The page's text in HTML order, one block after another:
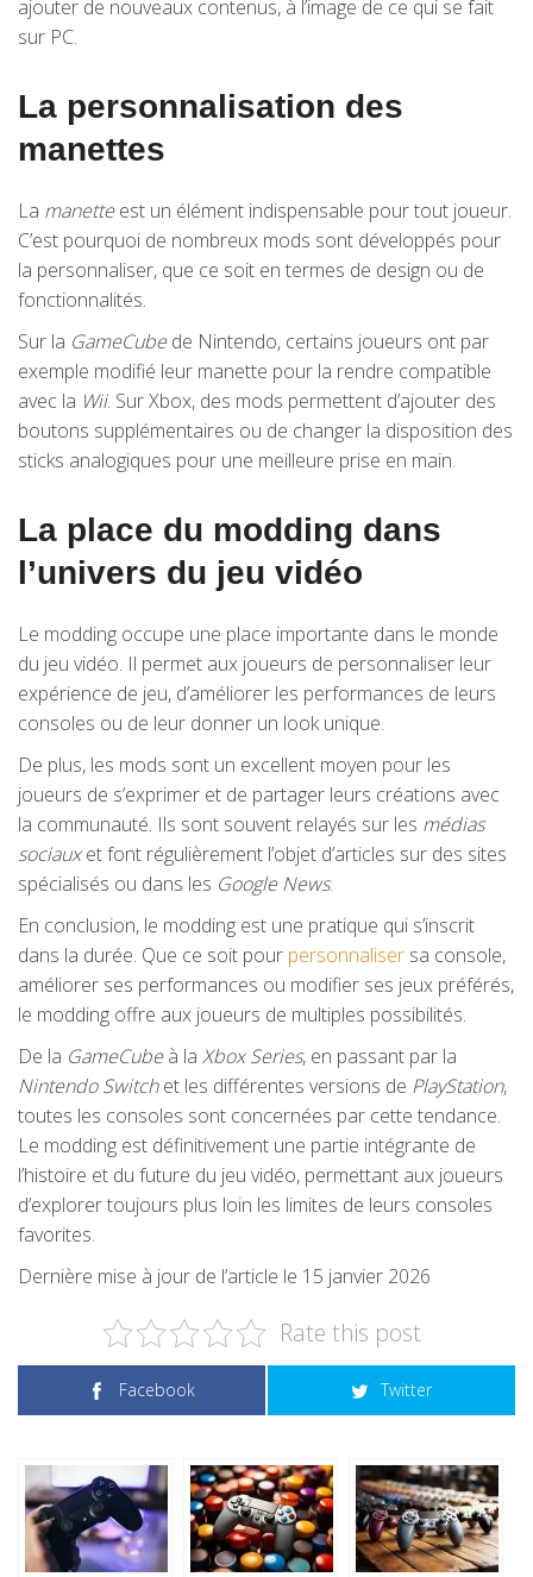
ajouter de nouveaux contenus, à l’image de ce qui se fait
sur PC.
La personnalisation des
manettes
La manetteest un élément indispensable pour tout joueur.
C’est pourquoi de nombreux mods sont développés pour
la personnaliser, que ce soit en termes de design ou de
fonctionnalités.
Sur la GameCubede Nintendo, certains joueurs ont par
exemple modifié leur manette pour la rendre compatible
avec la Wii. Sur Xbox, des mods permettent d’ajouter des
boutons supplémentaires ou de changer la disposition des
sticks analogiques pour une meilleure prise en main.
La place du modding dans
l’univers du jeu vidéo
Le modding occupe une place importante dans le monde
du jeu vidéo. Il permet aux joueurs de personnaliser leur
expérience de jeu, d’améliorer les performances de leurs
consoles ou de leur donner un look unique.
De plus, les mods sont un excellent moyen pour les
joueurs de s’exprimer et de partager leurs créations avec
la communauté. Ils sont souvent relayés sur les médias
sociauxet font régulièrement l’objet d’articles sur des sites
spécialisés ou dans les Google News.
En conclusion, le modding est une pratique qui s’inscrit
dans la durée. Que ce soit pour personnaliser sa console,
améliorer ses performances ou modifier ses jeux préférés,
le modding offre aux joueurs de multiples possibilités.
De la GameCubeà la Xbox Series, en passant par la
Nintendo Switchet les différentes versions de PlayStation,
toutes les consoles sont concernées par cette tendance.
Le modding est définitivement une partie intégrante de
l’histoire et du future du jeu vidéo, permettant aux joueurs
d’explorer toujours plus loin les limites de leurs consoles
favorites.
Dernière mise à jour de l’article le 15 janvier 2026
Rate this post
Facebook Twitter